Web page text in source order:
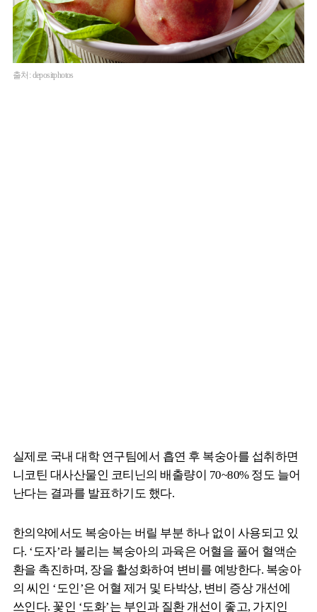
출처: depositphotos
실제로 국내 대학 연구팀에서 흡연 후 복숭아를 섭취하면
니코틴 대사산물인 코티닌의 배출량이 70~80% 정도 늘어
난다는 결과를 발표하기도 했다.
한의약에서도 복숭아는 버릴 부분 하나 없이 사용되고 있
다. ‘도자’라 불리는 복숭아의 과육은 어혈을 풀어 혈액순
환을 촉진하며, 장을 활성화하여 변비를 예방한다. 복숭아
의 씨인 ‘도인’은 어혈 제거 및 타박상, 변비 증상 개선에
쓰인다. 꽃인 ‘도화’는 부인과 질환 개선이 좋고, 가지인